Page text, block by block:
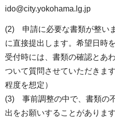
ido@city.yokohama.lg.jp
(2) 申請に必要な書類が整い
に直接提出します。希望日時
受付時には、書類の確認とあ
ついて質問させていただきま
程度を想定）
(3) 事前調整の中で、書類の
出をお願いすることがあります